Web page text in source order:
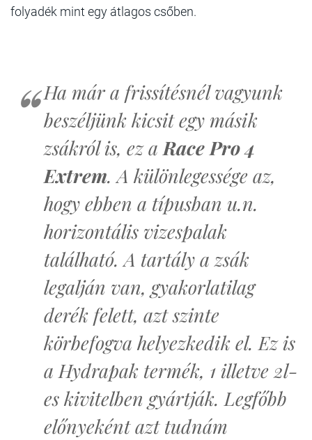
folyadék mint egy átlagos csőben.
Ha már a frissítésnél vagyunk
beszéljünk kicsit egy másik
zsákról is, ez aRace Pro 4
Extrem. A különlegessége az,
hogy ebben a típusban u.n.
horizontális vizespalak
található. A tartály a zsák
legalján van, gyakorlatilag
derék felett, azt szinte
körbefogva helyezkedik el. Ez is
a Hydrapak termék, 1 illetve 2l-
es kivitelben gyártják. Legfőbb
előnyeként azt tudnám